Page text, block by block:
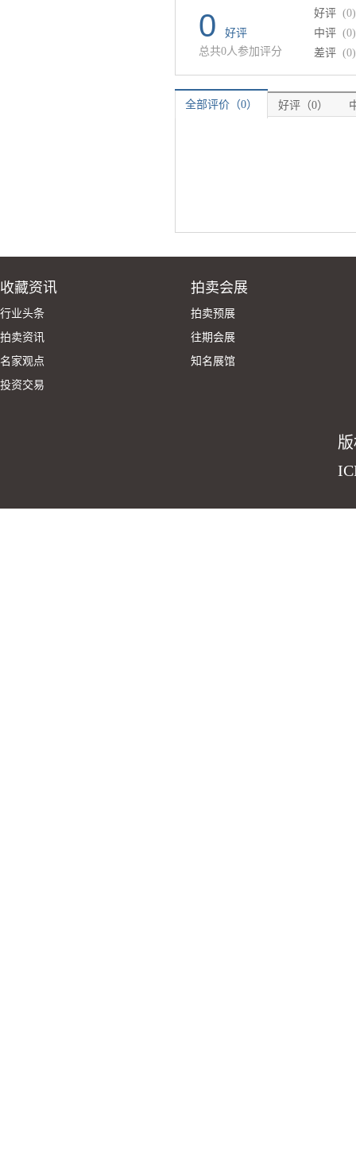
0
好评
总共0人参加评分
好评 (0)
中评 (0)
差评 (0)
全部评价（0） 好评（0）
收藏资讯
行业头条
拍卖资讯
名家观点
投资交易
拍卖会展
拍卖预展
往期会展
知名展馆